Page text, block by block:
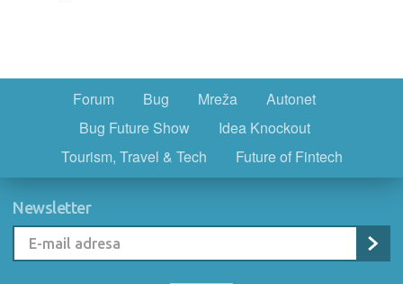
Forum Bug Mreža
Autonet
Bug Future Show
Idea Knockout
Tourism, Travel & Tech
Future of Fintech
Newsletter